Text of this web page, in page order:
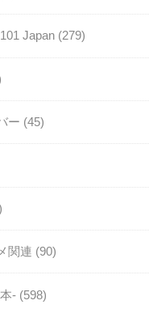
Japan (279)
ー (45)
関連 (90)
- (598)